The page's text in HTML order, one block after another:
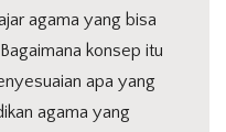
agama yang bisa
konsep itu
apa yang
agama yang